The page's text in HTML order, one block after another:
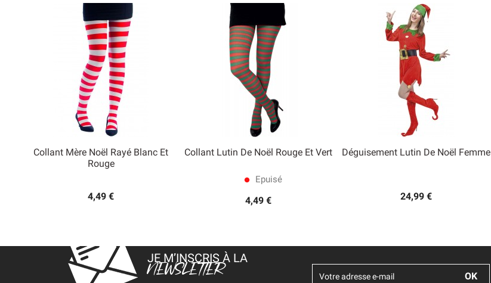
Collant Mère Noël Rayé Blanc Et
Rouge
4,49 €
Aperçu rapide
Collant Lutin De Noël Rouge Et Vert
lens Epuisé
4,49 €
Déguisement Lutin De Noël Femme
24,99 €
JE M’INSCRIS À LA
NEWSLETTER